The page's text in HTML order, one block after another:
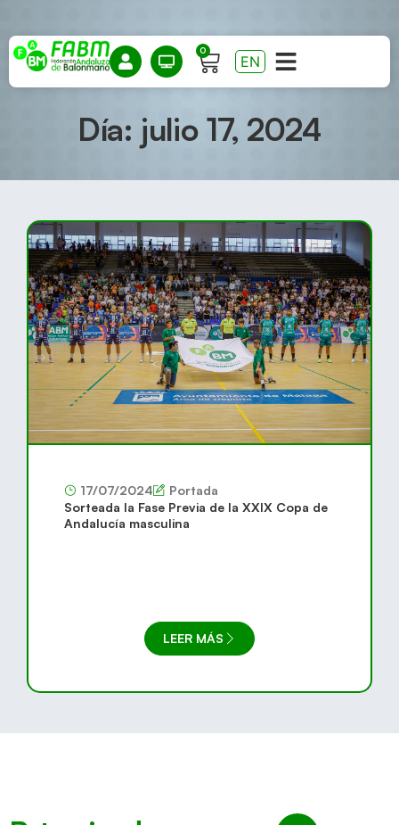
0
EN
Día: julio 17, 2024
17/07/2024
Portada
Sorteada la Fase Previa de la XXIX Copa de
Andalucía masculina
LEER MÁS